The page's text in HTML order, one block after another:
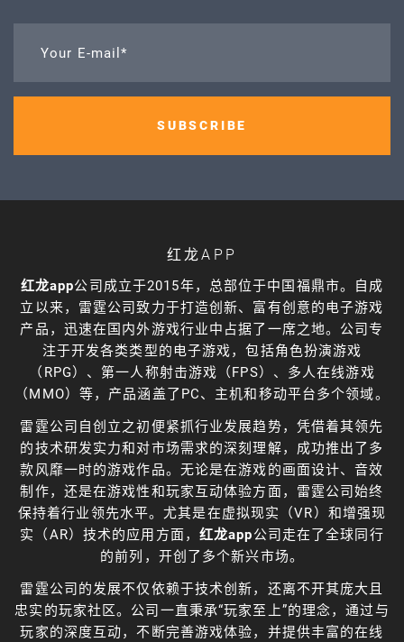
Your E-mail*
SUBSCRIBE
红龙APP
红龙app公司成立于2015年，总部位于中国福鼎市。自成
立以来，雷霆公司致力于打造创新、富有创意的电子游戏
产品，迅速在国内外游戏行业中占据了一席之地。公司专
注于开发各类类型的电子游戏，包括角色扮演游戏
（RPG）、第一人称射击游戏（FPS）、多人在线游戏
（MMO）等，产品涵盖了PC、主机和移动平台多个领域。
雷霆公司自创立之初便紧抓行业发展趋势，凭借着其领先
的技术研发实力和对市场需求的深刻理解，成功推出了多
款风靡一时的游戏作品。无论是在游戏的画面设计、音效
制作，还是在游戏性和玩家互动体验方面，雷霆公司始终
保持着行业领先水平。尤其是在虚拟现实（VR）和增强现
实（AR）技术的应用方面， 红龙app公司走在了全球同行
的前列，开创了多个新兴市场。
雷霆公司的发展不仅依赖于技术创新，还离不开其庞大且
忠实的玩家社区。公司一直秉承“玩家至上”的理念，通过与
玩家的深度互动，不断完善游戏体验，并提供丰富的在线